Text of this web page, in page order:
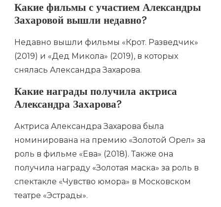
Какие фильмы с участием Александры
Захаровой вышли недавно?
Недавно вышли фильмы «Крот. Разведчик»
(2019) и «Дед Микола» (2019), в которых
снялась Александра Захарова.
Какие награды получила актриса
Александра Захарова?
Актриса Александра Захарова была
номинирована на премию «Золотой Орел» за
роль в фильме «Ева» (2018). Также она
получила награду «Золотая маска» за роль в
спектакле «Чувство юмора» в Московском
театре «Эстрады».